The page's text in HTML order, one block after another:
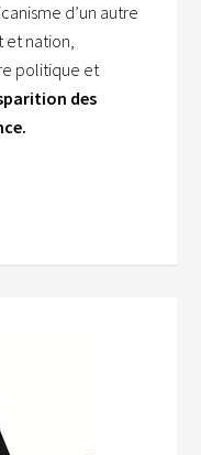
d’un autre
et nation,
politique et
des